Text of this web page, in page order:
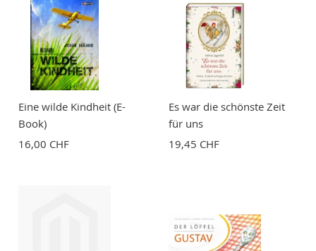
Eine wilde Kindheit (E-
Book)
16,00 CHF
Es war die schönste Zeit
für uns
19,45 CHF